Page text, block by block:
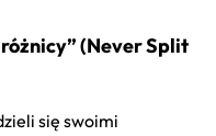
(Never Split
się swoimi